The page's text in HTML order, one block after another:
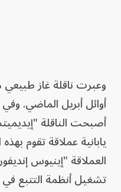
وعبرت ناقلة غاز
أوائل أبريل الماضي.
أصبحت الناقلة
يابانية عملاقة تقوم
العملاقة "إينيوس
تشغيل أنظمة التتبع